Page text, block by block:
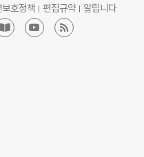
호정책 편집규약 알립니다